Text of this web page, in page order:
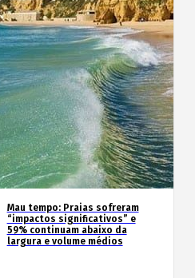
Mau tempo: Praias sofreram
“impactos significativos” e
59% continuam abaixo da
largura e volume médios